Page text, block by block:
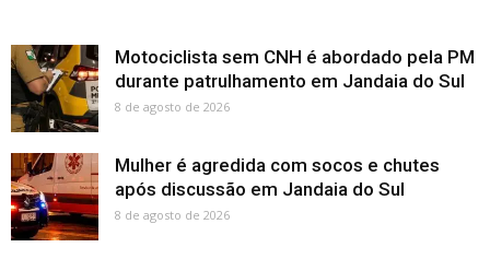
Motociclista sem CNH é abordado pela PM
durante patrulhamento em Jandaia do Sul
8 de agosto de 2026
Mulher é agredida com socos e chutes
após discussão em Jandaia do Sul
8 de agosto de 2026